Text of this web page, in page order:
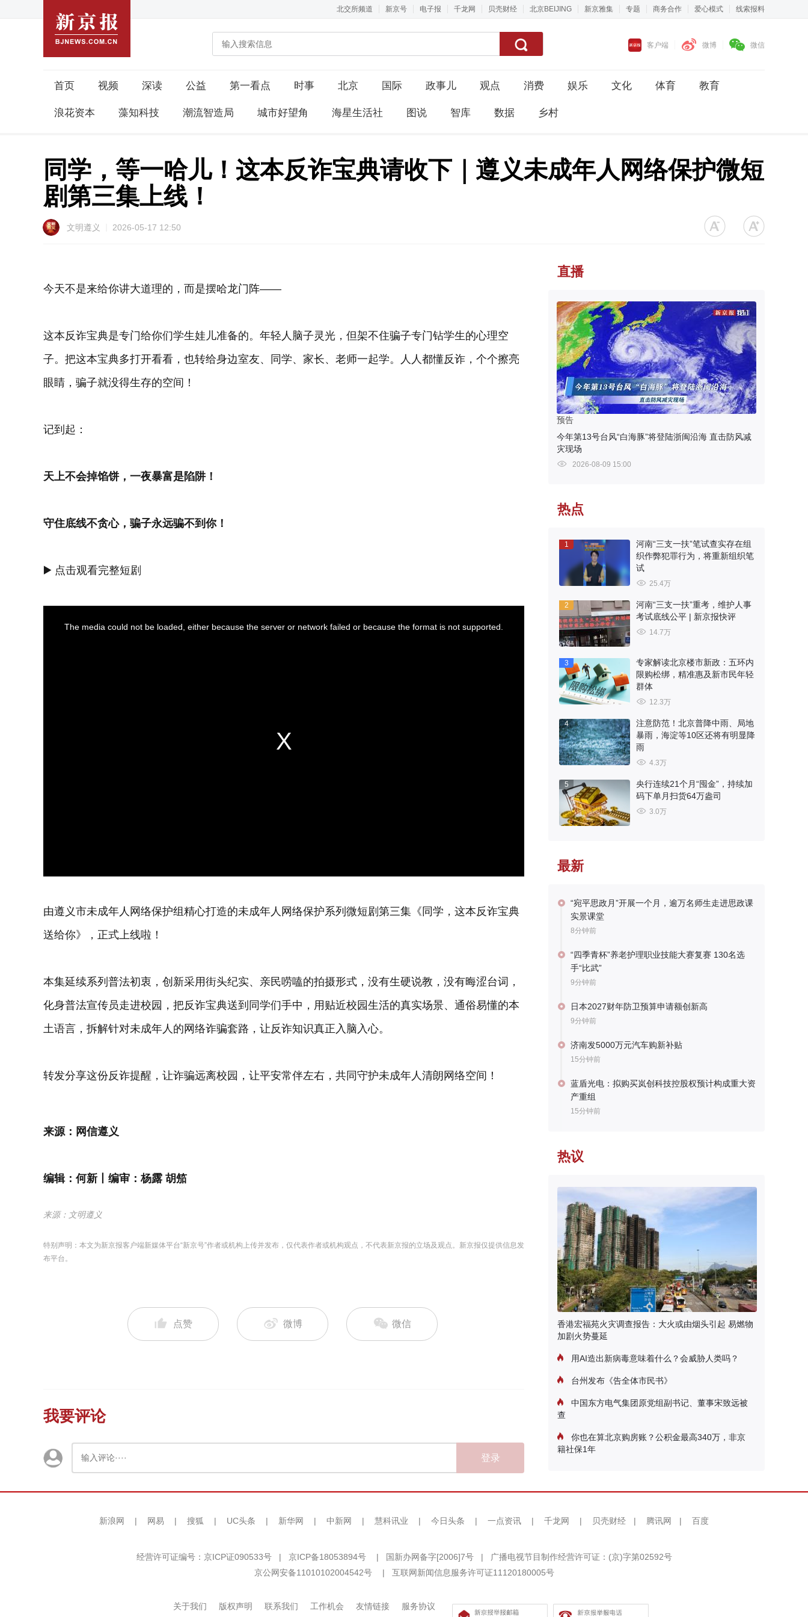
北交所频道 新京号 电子报 千龙网 贝壳财经 北京BEIJING 新京雅集 专题 商务合作 爱心模式 线索报料
客户端 微博 微信
首页 视频 深读 公益 第一看点 时事 北京 国际 政事儿 观点 消费 娱乐 文化 体育 教育
浪花资本 藻知科技 潮流智造局 城市好望角 海星生活社 图说 智库 数据 乡村
同学，等一哈儿！这本反诈宝典请收下｜遵义未成年人网络保护微短
剧第三集上线！
文明遵义 2026-05-17 12:50
今天不是来给你讲大道理的，而是摆哈龙门阵——
这本反诈宝典是专门给你们学生娃儿准备的。年轻人脑子灵光，但架不住骗子专门钻学生的心理空
子。把这本宝典多打开看看，也转给身边室友、同学、家长、老师一起学。人人都懂反诈，个个擦亮
眼睛，骗子就没得生存的空间！
记到起：
天上不会掉馅饼，一夜暴富是陷阱！
守住底线不贪心，骗子永远骗不到你！
▶️ 点击观看完整短剧
The media could not be loaded, either because the server or network failed or because the format is not supported.
由遵义市未成年人网络保护组精心打造的未成年人网络保护系列微短剧第三集《同学，这本反诈宝典
送给你》，正式上线啦！
本集延续系列普法初衷，创新采用街头纪实、亲民唠嗑的拍摄形式，没有生硬说教，没有晦涩台词，
化身普法宣传员走进校园，把反诈宝典送到同学们手中，用贴近校园生活的真实场景、通俗易懂的本
土语言，拆解针对未成年人的网络诈骗套路，让反诈知识真正入脑入心。
转发分享这份反诈提醒，让诈骗远离校园，让平安常伴左右，共同守护未成年人清朗网络空间！
来源：网信遵义
编辑：何新丨编审：杨露 胡笳
来源：文明遵义
特别声明：本文为新京报客户端新媒体平台“新京号”作者或机构上传并发布，仅代表作者或机构观点，不代表新京报的立场及观点。新京报仅提供信息发
布平台。
点赞 微博 微信
我要评论
登录
直播
预告
今年第13号台风“白海豚”将登陆浙闽沿海 直击防风减
灾现场
2026-08-09 15:00
热点
1
河南“三支一扶”笔试查实存在组
织作弊犯罪行为，将重新组织笔
试
25.4万
2
河南“三支一扶”重考，维护人事
考试底线公平 | 新京报快评
14.7万
3
专家解读北京楼市新政：五环内
限购松绑，精准惠及新市民年轻
群体
12.3万
4
注意防范！北京普降中雨、局地
暴雨，海淀等10区还将有明显降
雨
4.3万
5
央行连续21个月“囤金”，持续加
码下单月扫货64万盎司
3.0万
最新
“宛平思政月”开展一个月，逾万名师生走进思政课
实景课堂
8分钟前
“四季青杯”养老护理职业技能大赛复赛 130名选
手“比武”
9分钟前
日本2027财年防卫预算申请额创新高
9分钟前
济南发5000万元汽车购新补贴
15分钟前
蓝盾光电：拟购买岚创科技控股权预计构成重大资
产重组
15分钟前
热议
香港宏福苑火灾调查报告：大火或由烟头引起 易燃物
加剧火势蔓延
用AI造出新病毒意味着什么？会威胁人类吗？
台州发布《告全体市民书》
中国东方电气集团原党组副书记、董事宋致远被
查
你也在算北京购房账？公积金最高340万，非京
籍社保1年
新浪网 | 网易 | 搜狐 | UC头条 | 新华网 | 中新网 | 慧科讯业 | 今日头条 | 一点资讯 | 千龙网 | 贝壳财经 | 腾讯网 | 百度
经营许可证编号：京ICP证090533号 | 京ICP备18053894号 | 国新办网备字[2006]7号 |
广播电视节目制作经营许可证：(京)字第02592号
京公网安备11010102004542号
| 互联网新闻信息服务许可证11120180005号
关于我们 版权声明 联系我们 工作机会 友情链接 服务协议